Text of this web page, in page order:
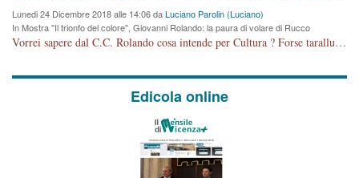
Lunedi 24 Dicembre 2018 alle 14:06 daLuciano Parolin (Luciano)
In Mostra "Il trionfo del colore", Giovanni Rolando: la paura di volare di Rucco
Vorrei sapere dal C.C. Rolando cosa intende per Cultura ? Forse tarallucci, vino e sagre, o spaghetti tricolori del PD ? Il continuo (s)parlare della mostra a Palazzo Chiericati caro consigliere DANNEGGIA FORTEMENTE l'immagine della città TUTTA e fa deviare i consensi che in RUSSIA (badi bene ex U.R.S.S.) sono ECCELLENTI. A livello artistico l'evento è di alta Valenza culturale, COMPITO di Tutta la Cittadinanza fare il possibile per propagandare l'iniziativa senza farne UN CASO PARTITICO come fa Lei da sempre. Meno Gazebo + Partecipazione! E così sia. Amen.
Edicola online